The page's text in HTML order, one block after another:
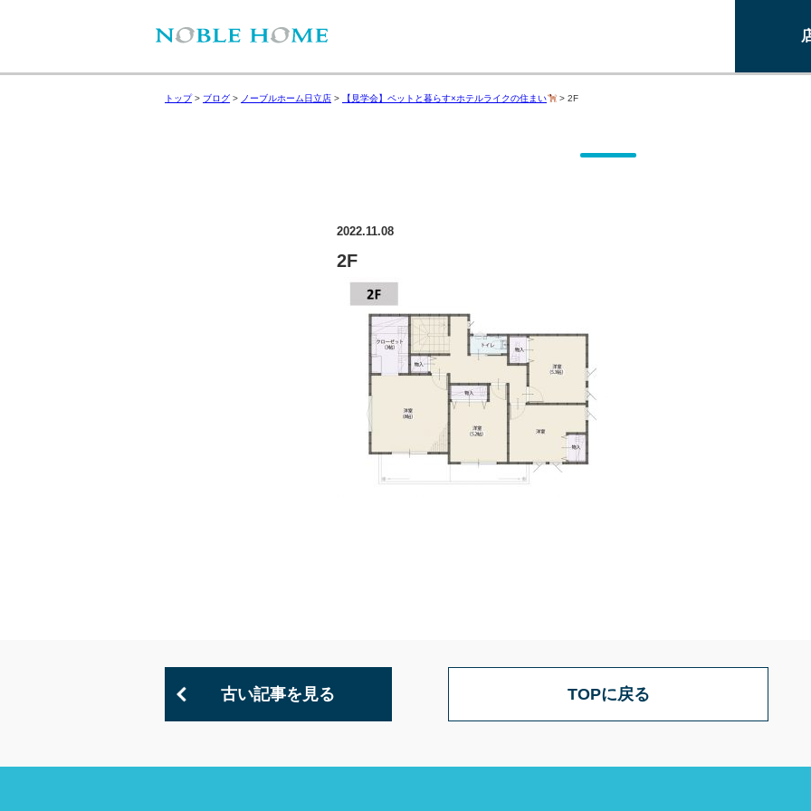
トップ> ブログ > ノーブルホーム日立店 > 【見学会】ペットと暮らす×ホテルライクの住まい >2F
2022.11.08
2F
古い記事を見る TOPに戻る